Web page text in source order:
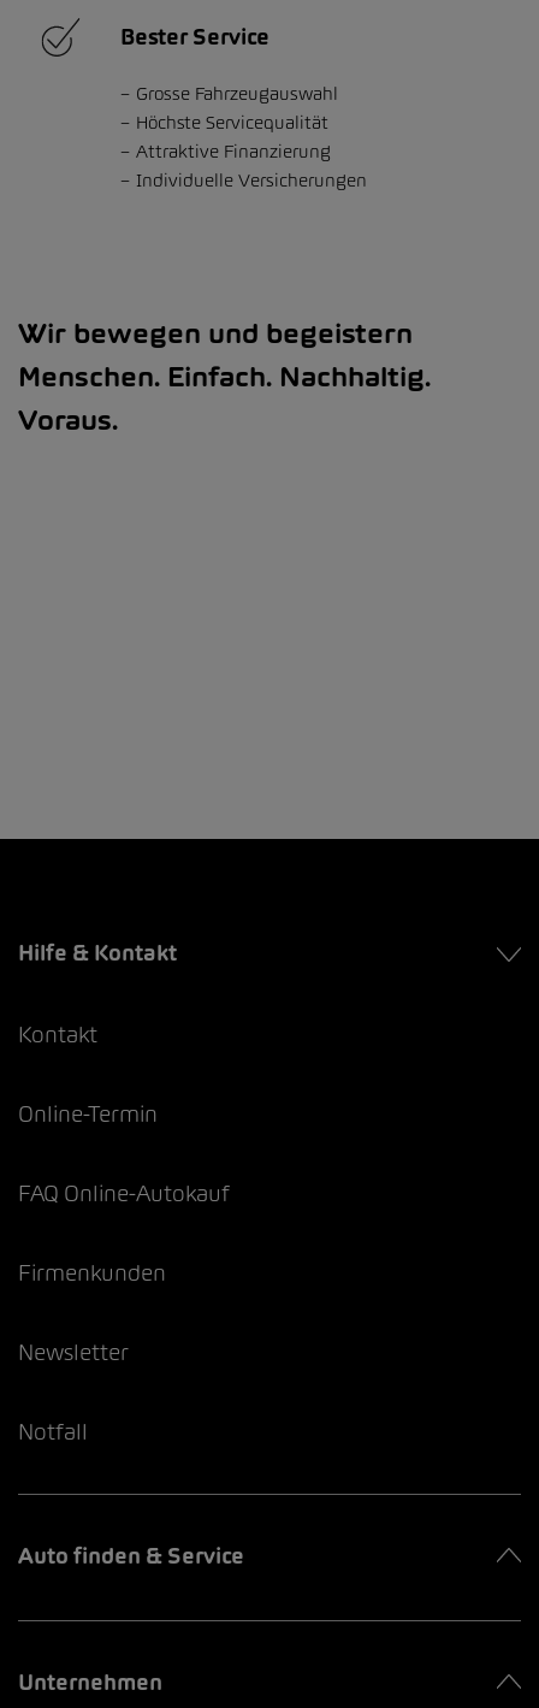
Bester Service
Grosse Fahrzeugauswahl
Höchste Servicequalität
Attraktive Finanzierung
Individuelle Versicherungen
Wir bewegen und begeistern
Menschen. Einfach. Nachhaltig.
Voraus.
Hilfe & Kontakt
Kontakt
Online-Termin
FAQ Online-Autokauf
Firmenkunden
Newsletter
Notfall
Auto finden & Service
Unternehmen